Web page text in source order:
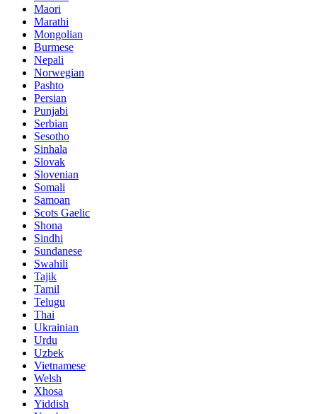
Maori
Marathi
Mongolian
Burmese
Nepali
Norwegian
Pashto
Persian
Punjabi
Serbian
Sesotho
Sinhala
Slovak
Slovenian
Somali
Samoan
Scots Gaelic
Shona
Sindhi
Sundanese
Swahili
Tajik
Tamil
Telugu
Thai
Ukrainian
Urdu
Uzbek
Vietnamese
Welsh
Xhosa
Yiddish